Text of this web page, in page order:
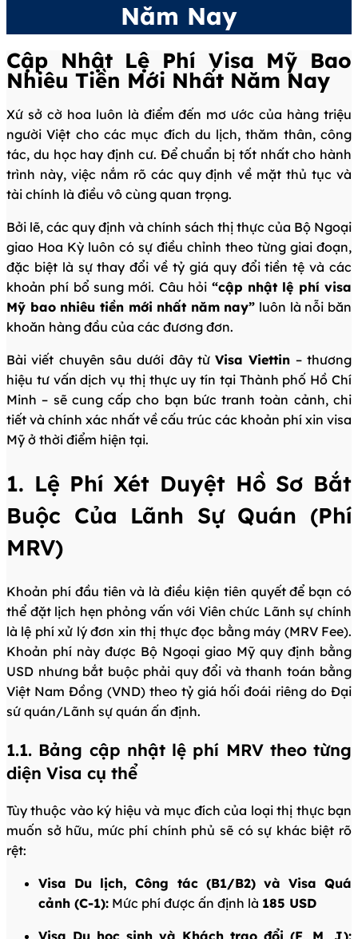
Năm Nay
Cập Nhật Lệ Phí Visa Mỹ Bao
Nhiêu Tiền Mới Nhất Năm Nay
Xứ sở cờ hoa luôn là điểm đến mơ ước của hàng triệu
người Việt cho các mục đích du lịch, thăm thân, công
tác, du học hay định cư. Để chuẩn bị tốt nhất cho hành
trình này, việc nắm rõ các quy định về mặt thủ tục và
tài chính là điều vô cùng quan trọng.
Bởi lẽ, các quy định và chính sách thị thực của Bộ Ngoại
giao Hoa Kỳ luôn có sự điều chỉnh theo từng giai đoạn,
đặc biệt là sự thay đổi về tỷ giá quy đổi tiền tệ và các
khoản phí bổ sung mới. Câu hỏi “cập nhật lệ phí visa
Mỹ bao nhiêu tiền mới nhất năm nay” luôn là nỗi băn
khoăn hàng đầu của các đương đơn.
Bài viết chuyên sâu dưới đây từVisa Viettin – thương
hiệu tư vấn dịch vụ thị thực uy tín tại Thành phố Hồ Chí
Minh – sẽ cung cấp cho bạn bức tranh toàn cảnh, chi
tiết và chính xác nhất về cấu trúc các khoản phí xin visa
Mỹ ở thời điểm hiện tại.
1. Lệ Phí Xét Duyệt Hồ Sơ Bắt
Buộc Của Lãnh Sự Quán (Phí
MRV)
Khoản phí đầu tiên và là điều kiện tiên quyết để bạn có
thể đặt lịch hẹn phỏng vấn với Viên chức Lãnh sự chính
là lệ phí xử lý đơn xin thị thực đọc bằng máy (MRV Fee).
Khoản phí này được Bộ Ngoại giao Mỹ quy định bằng
USD nhưng bắt buộc phải quy đổi và thanh toán bằng
Việt Nam Đồng (VND) theo tỷ giá hối đoái riêng do Đại
sứ quán/Lãnh sự quán ấn định.
1.1. Bảng cập nhật lệ phí MRV theo từng
diện Visa cụ thể
Tùy thuộc vào ký hiệu và mục đích của loại thị thực bạn
muốn sở hữu, mức phí chính phủ sẽ có sự khác biệt rõ
rệt:
Visa Du lịch, Công tác (B1/B2) và Visa Quá
cảnh (C-1): Mức phí được ấn định là 185 USD